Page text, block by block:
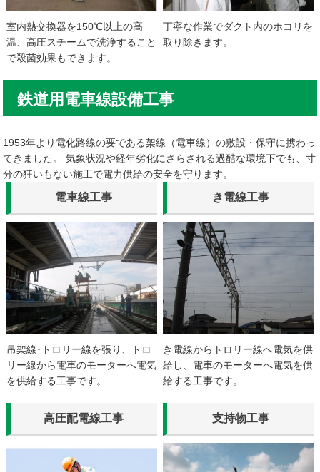
室内熱交換器を150℃以上の高
温、高圧スチームで洗浄すること
で殺菌効果もできます。
丁寧な作業でダクト内のホコリを
取り除きます。
鉄道用電車線設備工事
1953年より電化路線の要である架線（電車線）の敷設・保守に携わっ
てきました。 気象状況や経年劣化にさらされる過酷な環境下でも、寸
分の狂いもない施工で電力供給の安全を守ります。
電車線工事
吊架線･トロリー線を張り、トロ
リー線から電車のモーターへ電気
を供給する工事です。
き電線工事
き電線からトロリー線へ電気を供
給し、電車のモーターへ電気を供
給する工事です。
高圧配電線工事 支持物工事